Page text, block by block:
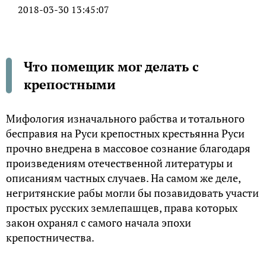
2018-03-30 13:45:07
Что помещик мог делать с
крепостными
Мифология изначального рабства и тотального
бесправия на Руси крепостных крестьянна Руси
прочно внедрена в массовое сознание благодаря
произведениям отечественной литературы и
описаниям частных случаев. На самом же деле,
негритянские рабы могли бы позавидовать участи
простых русских землепашцев, права которых
закон охранял с самого начала эпохи
крепостничества.